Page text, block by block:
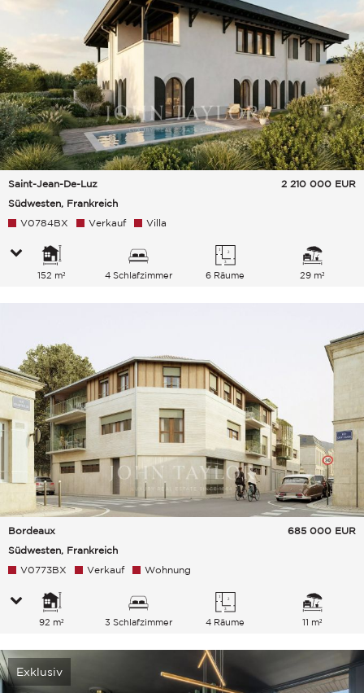
Saint-Jean-De-Luz
Südwesten, Frankreich
2 210 000 EUR
V0784BX Verkauf Villa
152 m² 4 Schlafzimmer 6 Räume 29 m²
Bordeaux
Südwesten, Frankreich
685 000 EUR
V0773BX Verkauf Wohnung
92 m² 3 Schlafzimmer 4 Räume 11 m²
Exklusiv